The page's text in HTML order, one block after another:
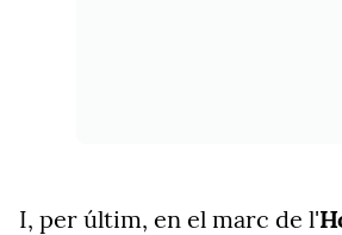
I, per últim, en el marc de l'